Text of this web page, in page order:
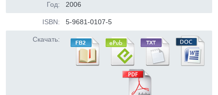
Год: 2006
ISBN: 5-9681-0107-5
Скачать: